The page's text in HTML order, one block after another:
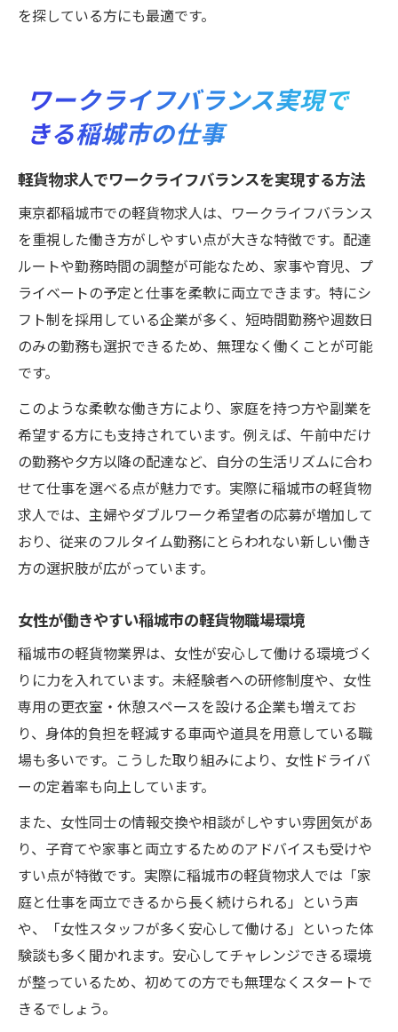
を探している方にも最適です。
ワークライフバランス実現で
きる稲城市の仕事
軽貨物求人でワークライフバランスを実現する方法
東京都稲城市での軽貨物求人は、ワークライフバランス
を重視した働き方がしやすい点が大きな特徴です。配達
ルートや勤務時間の調整が可能なため、家事や育児、プ
ライベートの予定と仕事を柔軟に両立できます。特にシ
フト制を採用している企業が多く、短時間勤務や週数日
のみの勤務も選択できるため、無理なく働くことが可能
です。
このような柔軟な働き方により、家庭を持つ方や副業を
希望する方にも支持されています。例えば、午前中だけ
の勤務や夕方以降の配達など、自分の生活リズムに合わ
せて仕事を選べる点が魅力です。実際に稲城市の軽貨物
求人では、主婦やダブルワーク希望者の応募が増加して
おり、従来のフルタイム勤務にとらわれない新しい働き
方の選択肢が広がっています。
女性が働きやすい稲城市の軽貨物職場環境
稲城市の軽貨物業界は、女性が安心して働ける環境づく
りに力を入れています。未経験者への研修制度や、女性
専用の更衣室・休憩スペースを設ける企業も増えてお
り、身体的負担を軽減する車両や道具を用意している職
場も多いです。こうした取り組みにより、女性ドライバ
ーの定着率も向上しています。
また、女性同士の情報交換や相談がしやすい雰囲気があ
り、子育てや家事と両立するためのアドバイスも受けや
すい点が特徴です。実際に稲城市の軽貨物求人では「家
庭と仕事を両立できるから長く続けられる」という声
や、「女性スタッフが多く安心して働ける」といった体
験談も多く聞かれます。安心してチャレンジできる環境
が整っているため、初めての方でも無理なくスタートで
きるでしょう。